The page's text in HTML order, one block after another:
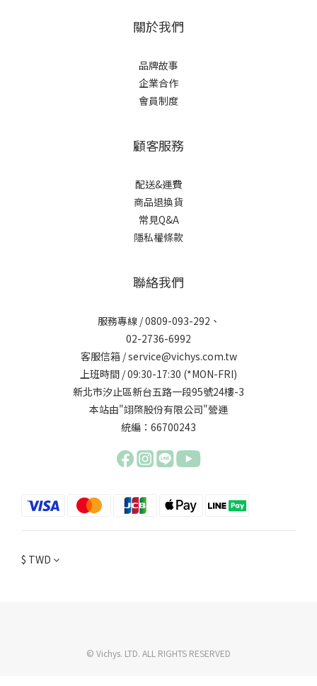
關於我們
品牌故事
企業合作
會員制度
顧客服務
配送&運費
商品退換貨
常見Q&A
隱私權條款
聯絡我們
服務專線 / 0809-093-292、
02-2736-6992
客服信箱 / service@vichys.com.tw
上班時間 / 09:30-17:30 (*MON-FRI)
新北市汐止區新台五路一段95號24樓-3
本站由"翊棨股份有限公司"營運
統編：66700243
$ TWD
© Vichys. LTD. ALL RIGHTS RESERVED